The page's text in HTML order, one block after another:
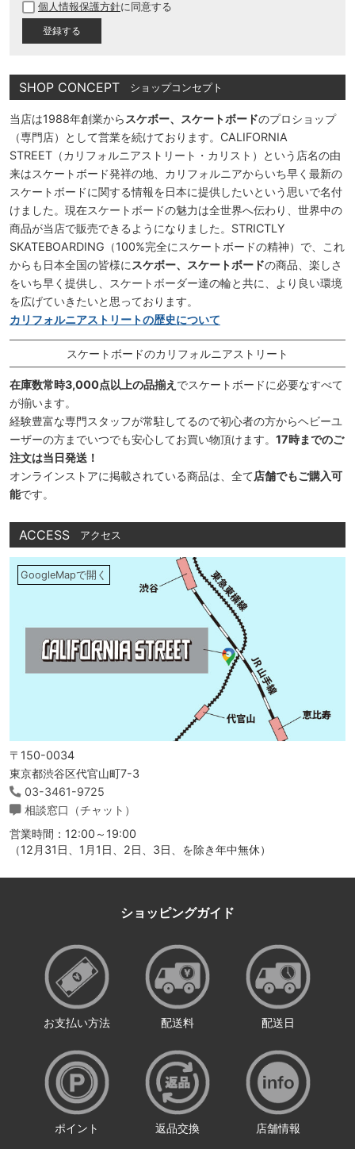
須
個人情報保護方針に同意する
SHOP CONCEPT ショップコンセプト
当店は1988年創業から スケボー、スケートボードのプロショップ
（専門店）として営業を続けております。CALIFORNIA
STREET（カリフォルニアストリート・カリスト）という店名の由
来はスケートボード発祥の地、カリフォルニアからいち早く最新の
スケートボードに関する情報を日本に提供したいという思いで名付
けました。現在スケートボードの魅力は全世界へ伝わり、世界中の
商品が当店で販売できるようになりました。STRICTLY
SKATEBOARDING（100%完全にスケートボードの精神）で、これ
からも日本全国の皆様に スケボー、スケートボードの商品、楽しさ
をいち早く提供し、スケートボーダー達の輪と共に、より良い環境
を広げていきたいと思っております。
カリフォルニアストリートの歴史について
スケートボードのカリフォルニアストリート
在庫数常時3,000点以上の品揃え でスケートボードに必要なすべて
が揃います。
経験豊富な専門スタッフが常駐してるので初心者の方からヘビーユ
ーザーの方までいつでも安心してお買い物頂けます。 17時までのご
注文は当日発送！
オンラインストアに掲載されている商品は、全て店舗でもご購入可
能です。
ACCESS アクセス
GoogleMapで開く
〒150-0034
東京都渋谷区代官山町7-3
03-3461-9725
相談窓口（チャット）
営業時間：12:00～19:00
（12月31日、1月1日、2日、3日、を除き年中無休）
ショッピングガイド
お支払い方法 配送料 配送日
ポイント 返品交換 店舗情報